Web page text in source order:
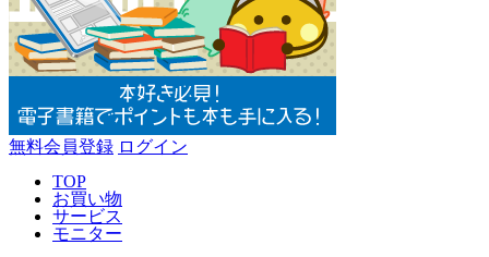
無料会員登録 ログイン
TOP
お買い物
サービス
モニター